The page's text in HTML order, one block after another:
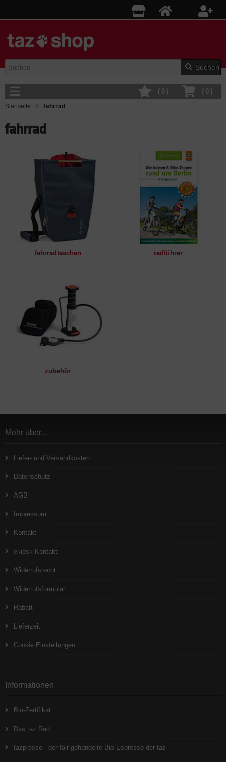
Suchen
( 0 )
( 0 )
Startseite fahrrad
fahrrad
fahrradtaschen radführer
zubehör
Mehr über...
Liefer- und Versandkosten
Datenschutz
AGB
Impressum
Kontakt
ekiosk Kontakt
Widerrufsrecht
Widerrufsformular
Rabatt
Lieferzeit
Cookie Einstellungen
Informationen
Bio-Zertifikat
Das taz Rad
tazpresso - der fair gehandelte Bio-Espresso der taz